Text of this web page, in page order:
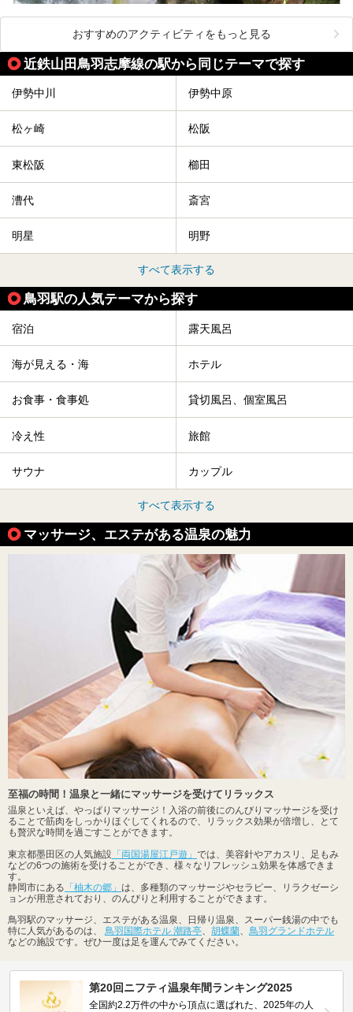
おすすめのアクティビティをもっと見る
近鉄山田鳥羽志摩線の駅から同じテーマで探す
伊勢中川 伊勢中原
松ヶ崎 松阪
東松阪 櫛田
漕代 斎宮
明星 明野
すべて表示する
鳥羽駅の人気テーマから探す
宿泊 露天風呂
海が見える・海 ホテル
お食事・食事処 貸切風呂、個室風呂
冷え性 旅館
サウナ カップル
すべて表示する
マッサージ、エステがある温泉の魅力
至福の時間！温泉と一緒にマッサージを受けてリラックス
温泉といえば、やっぱりマッサージ！入浴の前後にのんびりマッサージを受け
ることで筋肉をしっかりほぐしてくれるので、リラックス効果が倍増し、とて
も贅沢な時間を過ごすことができます。
東京都墨田区の人気施設 「両国湯屋江戸遊」 では、美容針やアカスリ、足もみ
などの6つの施術を受けることができ、様々なリフレッシュ効果を体感できま
す。
静岡市にある 「柚木の郷」 は、多種類のマッサージやセラピー、リラクゼーシ
ョンが用意されており、のんびりと利用することができます。
鳥羽駅のマッサージ、エステがある温泉、日帰り温泉、スーパー銭湯の中でも
特に人気があるのは、 鳥羽国際ホテル 潮路亭 胡蝶蘭
鳥羽グランドホテル
などの施設です。ぜひ一度は足を運んでみてください。
第20回ニフティ温泉年間ランキング2025
全国約2.2万件の中から頂点に選ばれた、2025年の人